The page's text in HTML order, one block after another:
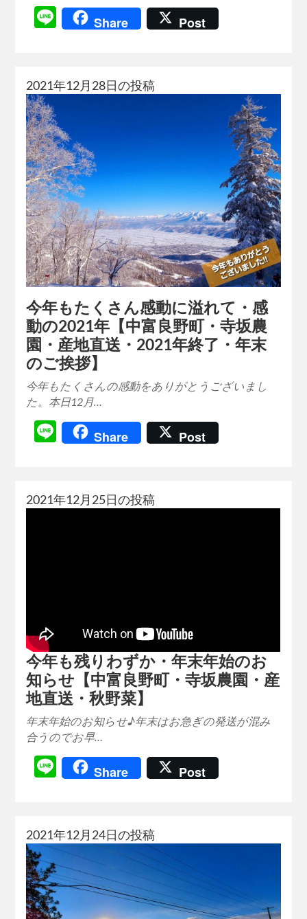
LineShare Post
2021年12月28日の投稿
今年もたくさん感動に溢れて・感
動の2021年【中富良野町・寺坂農
園・産地直送・2021年終了・年末
のご挨拶】
今年もたくさんの感動をありがとうございまし
た。本日12月…
LineShare Post
2021年12月25日の投稿
今年も残りわずか・年末年始のお
知らせ【中富良野町・寺坂農園・産
地直送・秋野菜】
年末年始のお知らせ♪年末はお急ぎの発送が混み
合うのでお早…
LineShare Post
2021年12月24日の投稿